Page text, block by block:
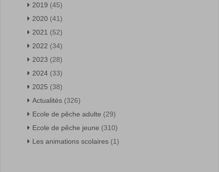
2019 (45)
2020 (41)
2021 (52)
2022 (34)
2023 (28)
2024 (33)
2025 (38)
Actualités (326)
Ecole de pêche adulte (29)
Ecole de pêche jeune (310)
Les animations scolaires (1)